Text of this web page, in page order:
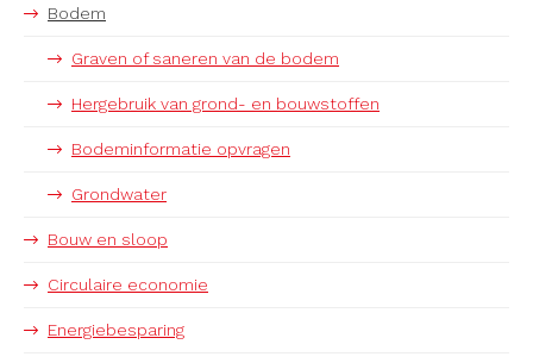
Bodem
Graven of saneren van de bodem
Hergebruik van grond- en bouwstoffen
Bodeminformatie opvragen
Grondwater
Bouw en sloop
Circulaire economie
Energiebesparing